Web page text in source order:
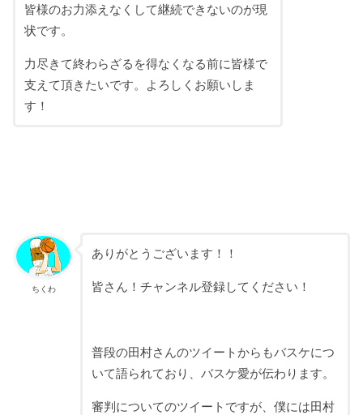
皆様のお力添えなくして継続できないのが現
状です。
力尽きて終わらざるを得なくなる前に皆様で
支えて頂きたいです。よろしくお願いしま
す！
ちくわ
ありがとうございます！！
皆さん！チャンネル登録してください！
普段の田村さんのツイートからもバスケにつ
いて語られており、バスケ愛が伝わります。
審判についてのツイートですが、僕には田村